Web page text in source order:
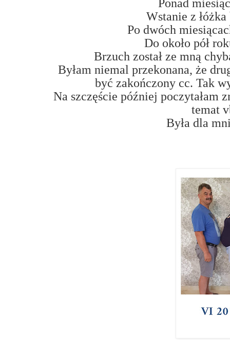
Ponad
Wstanie z
Po dwóch
Do około pół
Brzuch został ze mną
Byłam niemal przekonana, że
być zakończony cc. Tak
Na szczęście później poczytałam
temat
Była dla